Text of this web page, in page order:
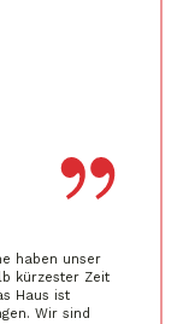
haben unser
kürzester Zeit
Haus ist
Wir sind